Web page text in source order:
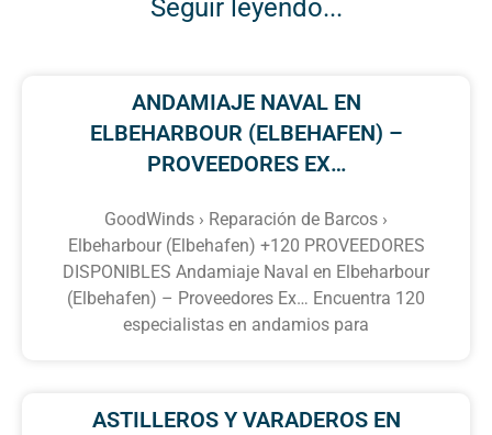
Seguir leyendo...
ANDAMIAJE NAVAL EN
ELBEHARBOUR (ELBEHAFEN) –
PROVEEDORES EX…
GoodWinds › Reparación de Barcos ›
Elbeharbour (Elbehafen) +120 PROVEEDORES
DISPONIBLES Andamiaje Naval en Elbeharbour
(Elbehafen) – Proveedores Ex… Encuentra 120
especialistas en andamios para
ASTILLEROS Y VARADEROS EN